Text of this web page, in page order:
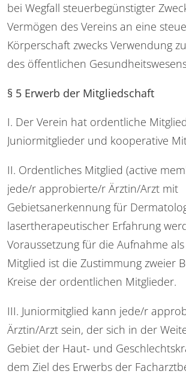
bei Wegfall steuerbegünstigter
Vermögen des Vereins an eine
Körperschaft zwecks Verwendung
des öffentlichen
§ 5 Erwerb der Mitgliedschaft
I. Der Verein hat ordentliche
Juniormitglieder und kooperative
II. Ordentliches Mitglied (active
jede/r approbierte/r Ärztin/Arzt mit
Gebietsanerkennung für
lasertherapeutischer Erfahrung
Voraussetzung für die Aufnahme
Mitglied ist die Zustimmung zweier
Kreise der ordentlichen Mitglieder.
III. Juniormitglied kann jede/r
Ärztin/Arzt sein, der sich in der
Gebiet der Haut- und
dem Ziel des Erwerbs der